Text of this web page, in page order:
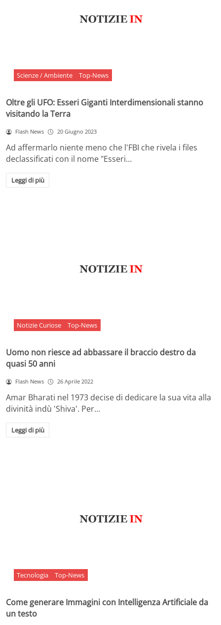
Scienze / Ambiente Top-News
Oltre gli UFO: Esseri Giganti Interdimensionali stanno
visitando la Terra
Flash News 20 Giugno 2023
Ad affermarlo niente meno che l'FBI che rivela i files
declassificati con il nome "Esseri…
Leggi di più
Notizie Curiose Top-News
Uomo non riesce ad abbassare il braccio destro da
quasi 50 anni
Flash News 26 Aprile 2022
Amar Bharati nel 1973 decise di dedicare la sua vita alla
divinità indù 'Shiva'. Per…
Leggi di più
Tecnologia Top-News
Come generare Immagini con Intelligenza Artificiale da
un testo